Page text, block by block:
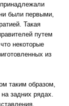
были первыми,
Такая
путем
некоторые
из
таким образом,
задних рядах.